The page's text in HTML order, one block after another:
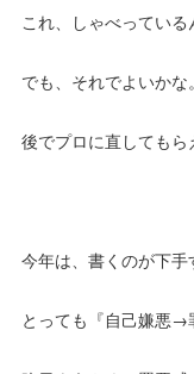
これ、しゃべっている
でも、それでよいかな。
後でプロに直してもら
今年は、書くのが下
とっても『自己嫌悪→